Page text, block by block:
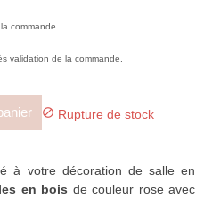
commande.
validation de la commande.
 Rupture de stock
à votre décoration de salle en
en bois de couleur rose avec